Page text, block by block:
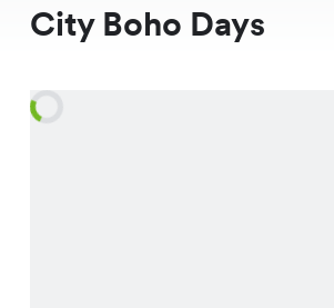
City Boho Days